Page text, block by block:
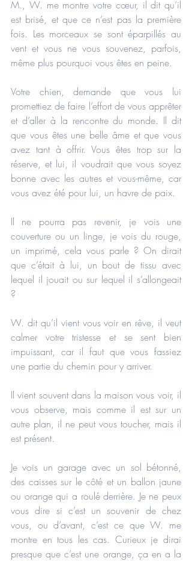
M., W. me montre votre cœur, il dit qu’il
est brisé, et que ce n’est pas la première
fois. Les morceaux se sont éparpillés au
vent et vous ne vous souvenez, parfois,
même plus pourquoi vous êtes en peine.
Votre chien, demande que vous lui
promettiez de faire l’effort de vous apprêter
et d’aller à la rencontre du monde. Il dit
que vous êtes une belle âme et que vous
avez tant à offrir. Vous êtes trop sur la
réserve, et lui, il voudrait que vous soyez
bonne avec les autres et vous-même, car
vous avez été pour lui, un havre de paix.
Il ne pourra pas revenir, je vois une
couverture ou un linge, je vois du rouge,
un imprimé, cela vous parle ? On dirait
que c’était à lui, un bout de tissu avec
lequel il jouait ou sur lequel il s’allongeait
?
W. dit qu’il vient vous voir en rêve, il veut
calmer votre tristesse et se sent bien
impuissant, car il faut que vous fassiez
une partie du chemin pour y arriver.
Il vient souvent dans la maison vous voir, il
vous observe, mais comme il est sur un
autre plan, il ne peut vous toucher, mais il
est présent.
Je vois un garage avec un sol bétonné,
des caisses sur le côté et un ballon jaune
ou orange qui a roulé derrière. Je ne peux
vous dire si c’est un souvenir de chez
vous, ou d’avant, c’est ce que W. me
montre en tous les cas. Curieux je dirai
presque que c’est une orange, ça en a la